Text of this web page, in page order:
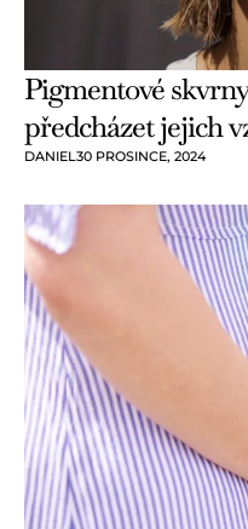
Pigmentové
předcházet jejich
DANIEL30 PROSINCE, 2024